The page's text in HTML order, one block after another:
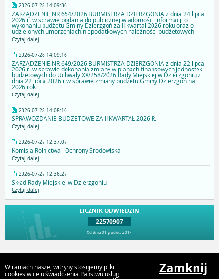
2026-07-28 14:09:36
ZARZĄDZENIE NR 654/2026 BURMISTRZA DZIERZGONIA z dnia 24 lipca
2026 r. w sprawie podania do publicznej wiadomości informacji o
wykonaniu budżetu Gminy Dzierzgoń za II kwartał 2026 roku oraz o
udzielonych umorzeniach niepodatkowych należności budżetowych
Czytaj dalej
2026-07-28 14:09:16
ZARZĄDZENIE NR 649/2026 BURMISTRZA DZIERZGONIA z dnia 22 lipca
2026 r. w sprawie dokonania zmiany w planach finansowych jednostek
budżetowych do Uchwały XX/258/2026 Rady Miejskiej w Dzierzgoniu z
dnia 22 lipca 2026 r w sprawie zmiany budżetu Gminy Dzierzgoń na
2026 rok
Czytaj dalej
2026-07-28 14:08:16
SPRAWOZDANIE BUDŻETOWE ZA II KWARTAŁ 2026 R.
Czytaj dalej
2026-07-27 12:37:07
Komisja Rolnictwa i Ochrony Środowiska
Czytaj dalej
2026-07-27 12:36:27
Skład Rady Miejskiej w Dzierzgoniu
Czytaj dalej
LICZNIK ODWIEDZIN
22570907
Od dnia 01 grudnia 2014
W ramach naszej witryny stosujemy pliki
cookies w celu świadczenia Państwu usług
Zamknij